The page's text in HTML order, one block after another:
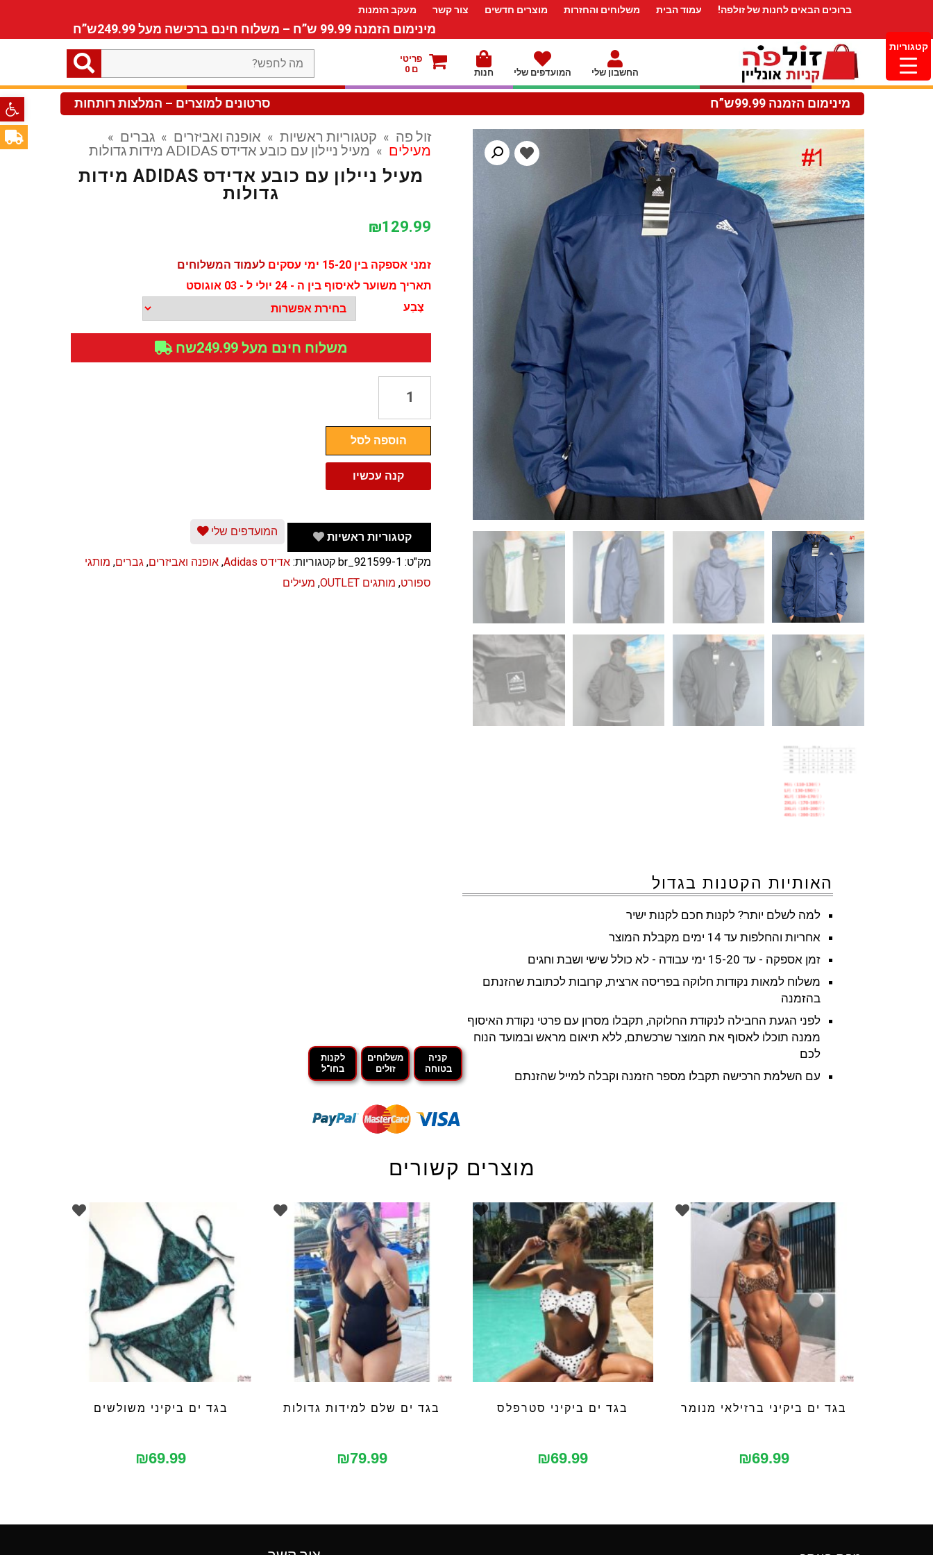
פתח
ברוכים הבאים לחנות של זולפה! עמוד הבית משלוחים והחזרות מוצרים חדשים צור קשר מעקב הזמנות
מינימום הזמנה 99.99 ש”ח – משלוח חינם ברכישה מעל 249.99ש”ח
החשבון שלי המועדפים שלי חנות
פריטי
ם 0
מה
לחפש?
מינימום הזמנה 99.99ש”ח סרטונים למוצרים – המלצות רותחות
זול פה » קטגוריות ראשיות » אופנה ואביזרים » גברים »
מעילים » מעיל ניילון עם כובע אדידס ADIDAS מידות גדולות
מעיל ניילון עם כובע אדידס ADIDAS מידות
גדולות
₪129.99
זמני אספקה בין 15-20 ימי עסקים
לעמוד המשלוחים
תאריך משוער לאיסוף בין ה - 24 יולי ל - 03 אוגוסט
צֶבַע
משלוח חינם מעל 249.99שח
מעיל
כובע
ADIDAS
מידות
הוספה לסל
קנה עכשיו
קטגוריות ראשיות המועדפים שלי
מק"ט: br_921599-1 קטגוריות: אדידס Adidas , אופנה ואביזרים, גברים, מותגי
ספורט, מותגים OUTLET , מעילים
האותיות הקטנות בגדול
למה לשלם יותר? לקנות חכם לקנות ישיר
אחריות והחלפות עד 14 ימים מקבלת המוצר
זמן אספקה - עד 15-20 ימי עבודה - לא כולל שישי ושבת וחגים
משלוח למאות נקודות חלוקה בפריסה ארצית, קרובות לכתובת שהזנתם
בהזמנה
לפני הגעת החבילה לנקודת החלוקה, תקבלו מסרון עם פרטי נקודת האיסוף
ממנה תוכלו לאסוף את המוצר שרכשתם, ללא תיאום מראש ובמועד הנוח
לכם
עם השלמת הרכישה תקבלו מספר הזמנה וקבלה למייל שהזנתם
קניה
בטוחה
משלוחים
זולים
לקנות
בחו"ל
מוצרים קשורים
בגד ים ביקיני ברזילאי מנומר
₪69.99
בגד ים ביקיני סטרפלס
₪69.99
בגד ים שלם למידות גדולות
₪79.99
בגד ים ביקיני משולשים
₪69.99
קטגוריות